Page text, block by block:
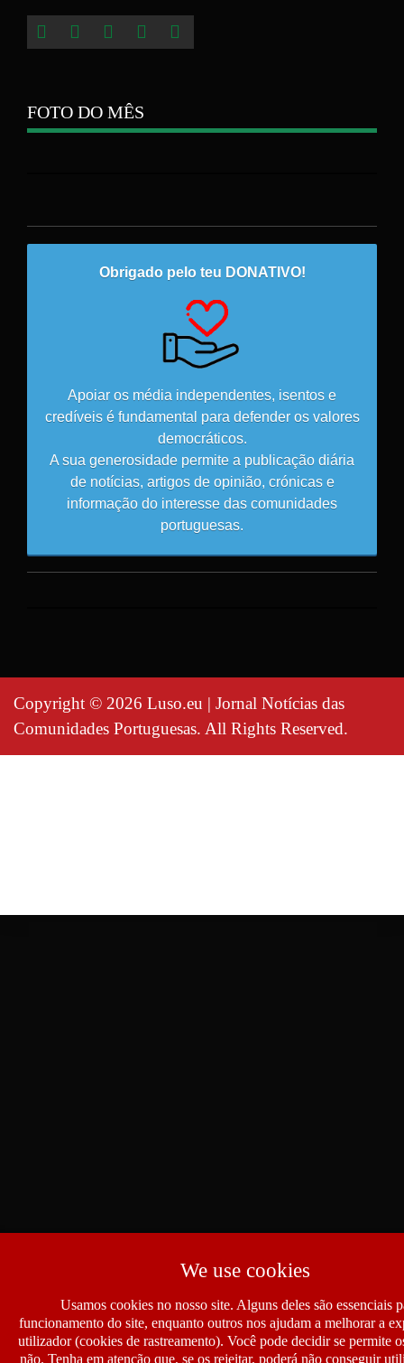
FOTO DO MÊS
Obrigado pelo teu DONATIVO!
Apoiar os média independentes, isentos e
credíveis é fundamental para defender os valores
democráticos.
A sua generosidade permite a publicação diária
de notícias, artigos de opinião, crónicas e
informação do interesse das comunidades
portuguesas.
Copyright © 2026 Luso.eu | Jornal Notícias das
Comunidades Portuguesas. All Rights Reserved.
We use cookies
Usamos cookies no nosso site. Alguns deles são essenciais
funcionamento do site, enquanto outros nos ajudam a melhorar a
utilizador (cookies de rastreamento). Você pode decidir se permite
não. Tenha em atenção que, se os rejeitar, poderá não conseguir